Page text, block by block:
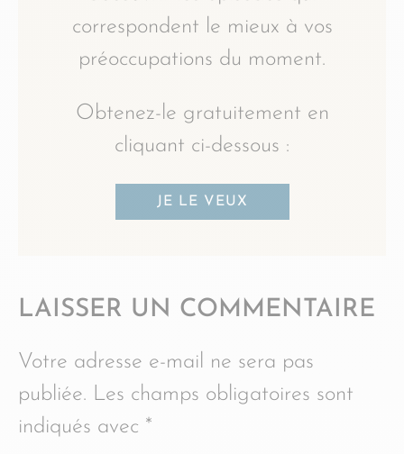
correspondent le mieux à vos
préoccupations du moment.
Obtenez-le gratuitement en
cliquant ci-dessous :
JE LE VEUX
LAISSER UN COMMENTAIRE
Votre adresse e-mail ne sera pas
publiée. Les champs obligatoires sont
indiqués avec *